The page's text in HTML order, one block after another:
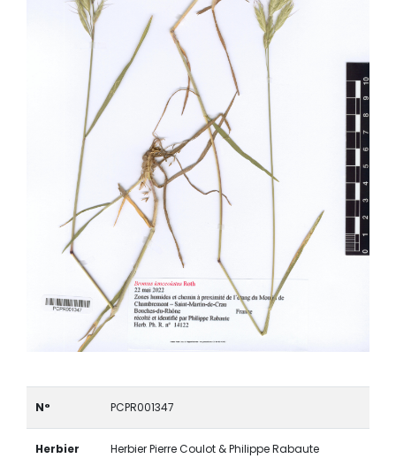
N° PCPR001347
Herbier Herbier Pierre Coulot & Philippe Rabaute